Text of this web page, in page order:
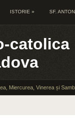
ISTORIE » SF.
catolica
Miercurea, Vinerea și